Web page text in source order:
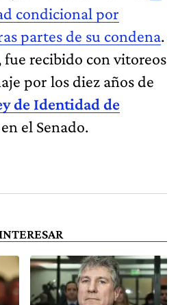
condicional por
partes de su condena.
fue recibido con vitoreos
por los diez años de
de Identidad de
el Senado.